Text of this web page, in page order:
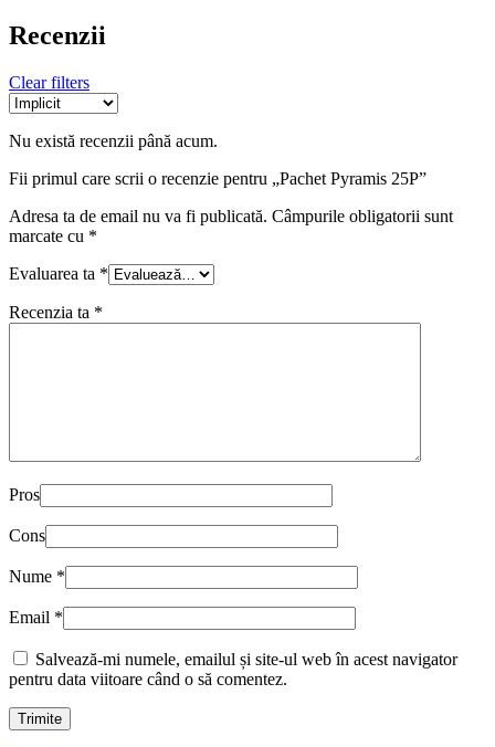
Recenzii
Clear filters
Nu există recenzii până acum.
Fii primul care scrii o recenzie pentru „Pachet Pyramis 25P”
Adresa ta de email nu va fi publicată. Câmpurile obligatorii sunt
marcate cu *
Evaluarea ta *
Recenzia ta *
Pros
Cons
Nume *
Email *
Salvează-mi numele, emailul și site-ul web în acest navigator
pentru data viitoare când o să comentez.